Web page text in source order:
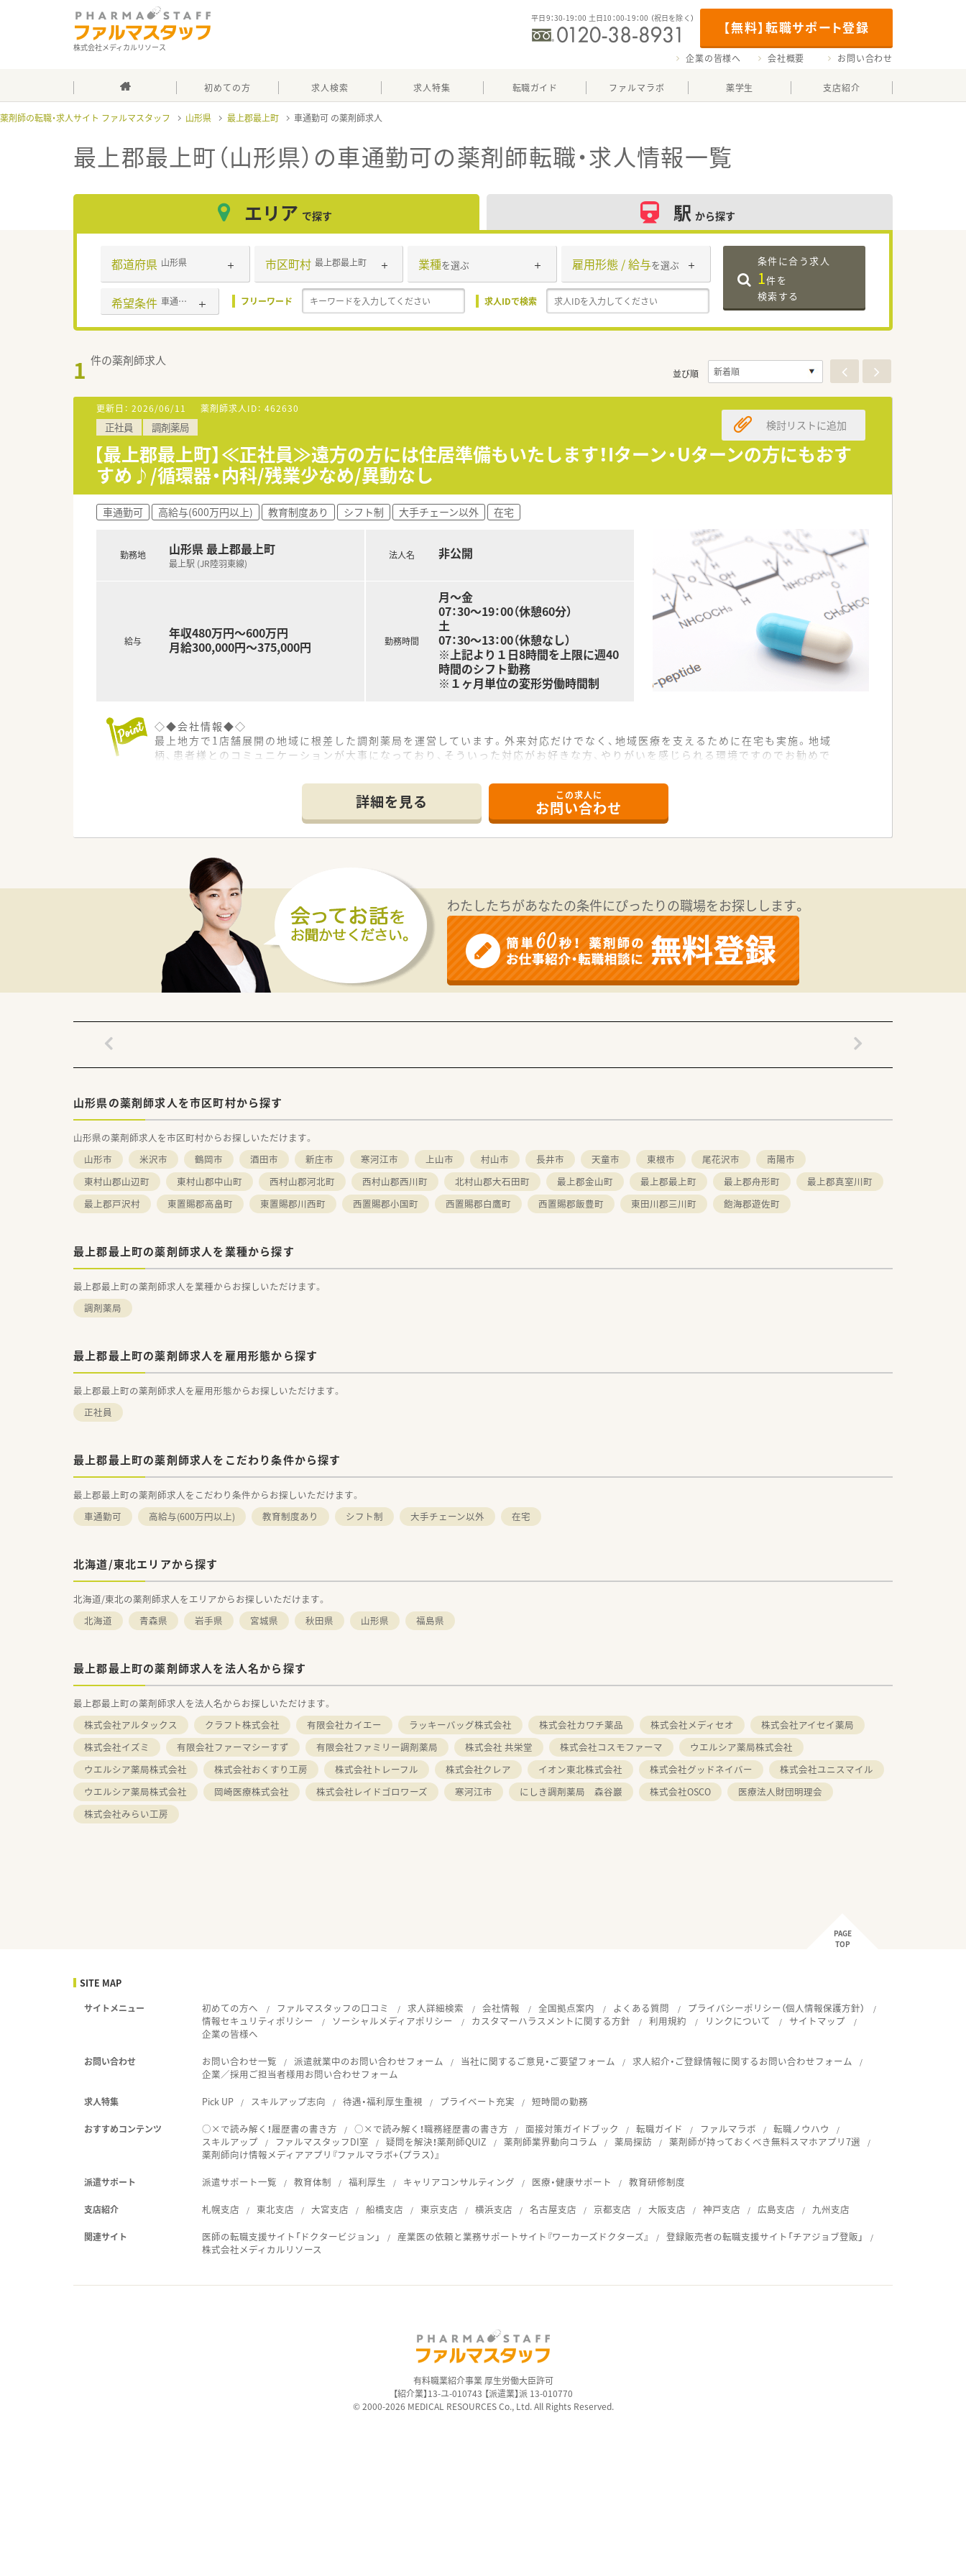
株式会社メディカルリソース
【無料】転職サポート登録
平日9：30-19：00 土日10：00-19：00 （祝日を除く）
企業の皆様へ 会社概要 お問い合わせ
初めての方 求人検索 求人特集 転職ガイド ファルマラボ 薬学生 支店紹介
薬剤師の転職・求人サイト ファルマスタッフ 山形県 最上郡最上町 車通勤可
最上郡最上町（山形県）の車通勤可の薬剤師転職・求人情報一覧
エリア で探す 駅 から探す
都道府県 山形県 市区町村 最上郡最上町 業種を選ぶ 雇用形態 / 給与を選ぶ
希望条件 車通勤可 フリーワード 求人IDで検索
条件に合う求人
1件を
検索する
1 件の薬剤師求人
並び順
更新日： 2026/06/11 薬剤師求人ID： 462630
正社員 調剤薬局
【最上郡最上町】≪正社員≫遠方の方には住居準備もいたします！Iターン・Uターンの方にもおす
すめ♪/循環器・内科/残業少なめ/異動なし
検討リストに追加
車通勤可 高給与(600万円以上) 教育制度あり シフト制 大手チェーン以外 在宅
勤務地 山形県 最上郡最上町
最上駅 (JR陸羽東線)
給与
年収480万円～600万円
月給300,000円～375,000円
法人名 非公開
勤務時間
月～金
07：30～19：00（休憩60分）
土
07：30～13：00（休憩なし）
※上記より１日8時間を上限に週40
時間のシフト勤務
※１ヶ月単位の変形労働時間制
◇◆会社情報◆◇
最上地方で1店舗展開の地域に根差した調剤薬局を運営しています。外来対応だけでなく、地域医療を支えるために在宅も実施。地域
柄、患者様とのコミュニケーションが大事になっており、そういった対応がお好きな方、やりがいを感じられる環境ですのでお勧めで
で、定着率の良さにも繋がっています。
門前クリニックとの良好な関係を維持しつつ、地域の患者様の医療を担う薬局です。メインは循環器・内科を応需しており、1日あたり70
枚ほど対応しています。そのほか、在宅も実施しておりますので、事務スタッフも4名と手厚く人員配置しています。薬局周辺にはスー
パーやドラッグストア、コンビニなどがあり買い物や生活には便利な立地です。四季折々の風景が見事な山合の地域で気持ちよく就業す
ることができます。温泉街もちかくプライベートも充実させている方が多いです。
≪こんな方におススメ≫
★ワークライフバランスを重視したい方
★地域医療が密な環境に身を置きたい方
★患者様とのコミュニケーションに自信のある方
★地域密着で腰を据えて働きたい方
詳細を見る この求人に
お問い合わせ
わたしたちがあなたの条件にぴったりの職場をお探しします。
山形県の薬剤師求人を市区町村から探す
山形県の薬剤師求人を市区町村からお探しいただけます。
山形市
米沢市 鶴岡市 酒田市 新庄市 寒河江市 上山市 村山市 長井市 天童市 東根市 尾花沢市
南陽市
東村山郡山辺町
東村山郡中山町 西村山郡河北町 西村山郡西川町 北村山郡大石田町 最上郡金山町 最上郡最上町 最上郡舟形町
最上郡真室川町
最上郡戸沢村
東置賜郡高畠町 東置賜郡川西町 西置賜郡小国町 西置賜郡白鷹町 西置賜郡飯豊町 東田川郡三川町 飽海郡遊佐町
最上郡最上町の薬剤師求人を業種から探す
最上郡最上町の薬剤師求人を業種からお探しいただけます。
調剤薬局
最上郡最上町の薬剤師求人を雇用形態から探す
最上郡最上町の薬剤師求人を雇用形態からお探しいただけます。
正社員
最上郡最上町の薬剤師求人をこだわり条件から探す
最上郡最上町の薬剤師求人をこだわり条件からお探しいただけます。
車通勤可
高給与(600万円以上) 教育制度あり シフト制 大手チェーン以外 在宅
北海道/東北エリアから探す
北海道/東北の薬剤師求人をエリアからお探しいただけます。
北海道
青森県 岩手県 宮城県 秋田県 山形県 福島県
最上郡最上町の薬剤師求人を法人名から探す
最上郡最上町の薬剤師求人を法人名からお探しいただけます。
株式会社アルタックス
クラフト株式会社 有限会社カイエー ラッキーバッグ株式会社 株式会社カワチ薬品 株式会社メディセオ
株式会社アイセイ薬局
株式会社イズミ
有限会社ファーマシーすず 有限会社ファミリー調剤薬局 株式会社 共栄堂 株式会社コスモファーマ
ウエルシア薬局株式会社
ウエルシア薬局株式会社
株式会社おくすり工房 株式会社トレーフル 株式会社クレア イオン東北株式会社 株式会社グッドネイバー
株式会社ユニスマイル
ウエルシア薬局株式会社
岡崎医療株式会社 株式会社レイドゴロワーズ 寒河江市 にしき調剤薬局 森谷巖 株式会社OSCO
医療法人財団明理会
株式会社みらい工房
PAGE
TOP
SITE MAP
サイトメニュー 初めての方へ ファルマスタッフの口コミ 求人詳細検索 会社情報 全国拠点案内 よくある質問
プライバシーポリシー（個人情報保護方針）
情報セキュリティポリシー
ソーシャルメディアポリシー カスタマーハラスメントに関する方針 利用規約 リンクについて
サイトマップ
企業の皆様へ
お問い合わせ お問い合わせ一覧 派遣就業中のお問い合わせフォーム 当社に関するご意見・ご要望フォーム
求人紹介・ご登録情報に関するお問い合わせフォーム
企業／採用ご担当者様用お問い合わせフォーム
求人特集 Pick UP スキルアップ志向 待遇・福利厚生重視 プライベート充実 短時間の勤務
おすすめコンテンツ ○×で読み解く！履歴書の書き方 ○×で読み解く！職務経歴書の書き方 面接対策ガイドブック 転職ガイド ファルマラボ
転職ノウハウ
スキルアップ
ファルマスタッフDI室 疑問を解決！薬剤師QUIZ 薬剤師業界動向コラム 薬局探訪
薬剤師が持っておくべき無料スマホアプリ7選
薬剤師向け情報メディアアプリ『ファルマラボ+（プラス）』
派遣サポート 派遣サポート一覧 教育体制 福利厚生 キャリアコンサルティング 医療・健康サポート 教育研修制度
支店紹介 札幌支店 東北支店 大宮支店 船橋支店 東京支店 横浜支店 名古屋支店 京都支店 大阪支店 神戸支店 広島支店 九州支店
関連サイト 医師の転職支援サイト「ドクタービジョン」 産業医の依頼と業務サポートサイト『ワーカーズドクターズ』
登録販売者の転職支援サイト「チアジョブ登販」
株式会社メディカルリソース
有料職業紹介事業 厚生労働大臣許可
【紹介業】13-ユ-010743 【派遣業】派 13-010770
© 2000-2026 MEDICAL RESOURCES Co., Ltd. All Rights Reserved.